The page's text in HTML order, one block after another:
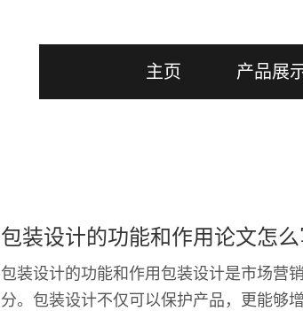
主页 产品展
包装设计的功能和作用论文怎
包装设计的功能和作用包装设计是市场营
分。包装设计不仅可以保护产品，更能够